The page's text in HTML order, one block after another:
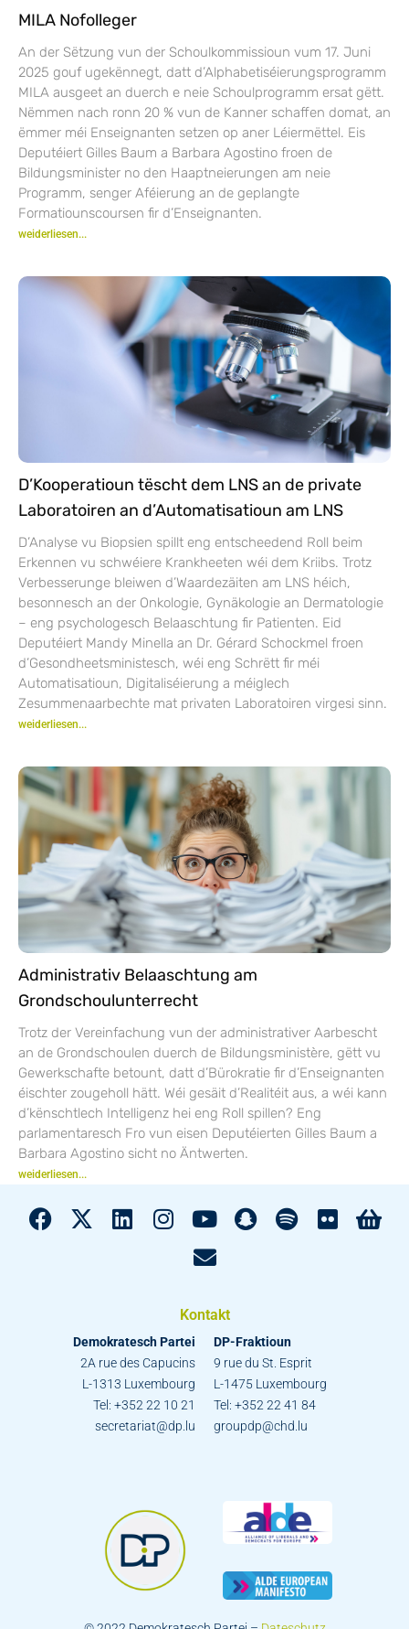
MILA Nofolleger
An der Sëtzung vun der Schoulkommissioun vum 17. Juni
2025 gouf ugekënnegt, datt d’Alphabetiséierungsprogramm
MILA ausgeet an duerch e neie Schoulprogramm ersat gëtt.
Nëmmen nach ronn 20 % vun de Kanner schaffen domat, an
ëmmer méi Enseignanten setzen op aner Léiermëttel. Eis
Deputéiert Gilles Baum a Barbara Agostino froen de
Bildungsminister no den Haaptneierungen am neie
Programm, senger Aféierung an de geplangte
Formatiounscoursen fir d’Enseignanten.
weiderliesen...
D’Kooperatioun tëscht dem LNS an de private
Laboratoiren an d’Automatisatioun am LNS
D’Analyse vu Biopsien spillt eng entscheedend Roll beim
Erkennen vu schwéiere Krankheeten wéi dem Kriibs. Trotz
Verbesserunge bleiwen d’Waardezäiten am LNS héich,
besonnesch an der Onkologie, Gynäkologie an Dermatologie
– eng psychologesch Belaaschtung fir Patienten. Eid
Deputéiert Mandy Minella an Dr. Gérard Schockmel froen
d’Gesondheetsministesch, wéi eng Schrëtt fir méi
Automatisatioun, Digitaliséierung a méiglech
Zesummenaarbechte mat privaten Laboratoiren virgesi sinn.
weiderliesen...
Administrativ Belaaschtung am
Grondschoulunterrecht
Trotz der Vereinfachung vun der administrativer Aarbescht
an de Grondschoulen duerch de Bildungsministère, gëtt vu
Gewerkschafte betount, datt d’Bürokratie fir d’Enseignanten
éischter zougeholl hätt. Wéi gesäit d’Realitéit aus, a wéi kann
d’kënschtlech Intelligenz hei eng Roll spillen? Eng
parlamentaresch Fro vun eisen Deputéierten Gilles Baum a
Barbara Agostino sicht no Äntwerten.
weiderliesen...
Kontakt
Demokratesch Partei
2A rue des Capucins
L-1313 Luxembourg
Tel: +352 22 10 21
secretariat@dp.lu
DP-Fraktioun
9 rue du St. Esprit
L-1475 Luxembourg
Tel: +352 22 41 84
groupdp@chd.lu